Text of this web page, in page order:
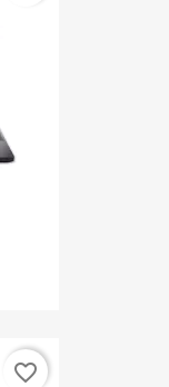
favorite_border